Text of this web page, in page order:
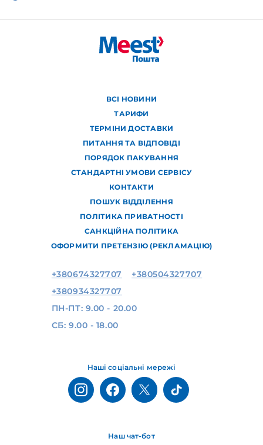
ВСІ НОВИНИ
ТАРИФИ
ТЕРМІНИ ДОСТАВКИ
ПИТАННЯ ТА ВІДПОВІДІ
ПОРЯДОК ПАКУВАННЯ
СТАНДАРТНІ УМОВИ СЕРВІСУ
КОНТАКТИ
ПОШУК ВІДДІЛЕННЯ
ПОЛІТИКА ПРИВАТНОСТІ
САНКЦІЙНА ПОЛІТИКА
ОФОРМИТИ ПРЕТЕНЗІЮ (РЕКЛАМАЦІЮ)
Наш чат-бот
Наші соціальні мережі
+380674327707
+380504327707
+380934327707
ПН-ПТ: 9.00 - 20.00
СБ: 9.00 - 18.00